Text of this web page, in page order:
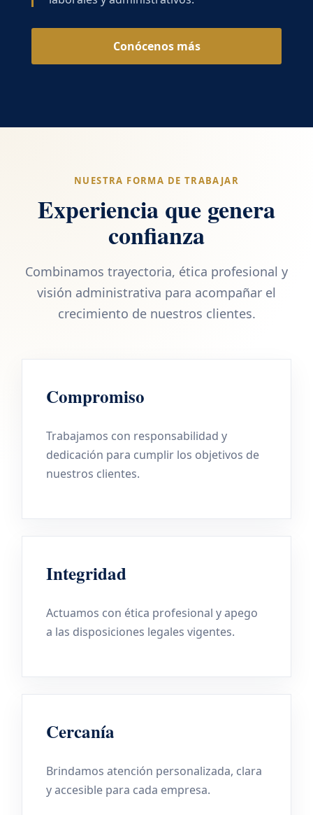
Conócenos más
NUESTRA FORMA DE TRABAJAR
Experiencia que genera
confianza
Combinamos trayectoria, ética profesional y
visión administrativa para acompañar el
crecimiento de nuestros clientes.
Compromiso
Trabajamos con responsabilidad y
dedicación para cumplir los objetivos de
nuestros clientes.
Integridad
Actuamos con ética profesional y apego
a las disposiciones legales vigentes.
Cercanía
Brindamos atención personalizada, clara
y accesible para cada empresa.